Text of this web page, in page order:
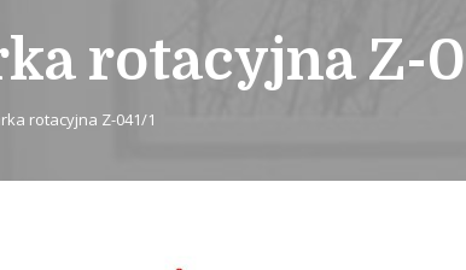
rotacyjna Z-
rotacyjna Z-041/1